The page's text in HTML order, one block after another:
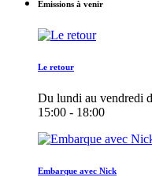
Émissions à venir
Le retour
Du lundi au vendredi
15:00 - 18:00
Embarque avec Nick